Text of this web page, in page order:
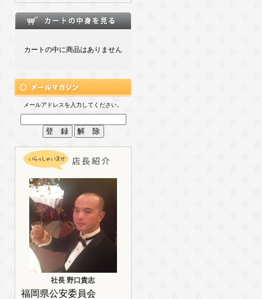
カートの中に商品はありません
メールアドレスを入力してください。
社長 野口貴志
福岡県公安委員会